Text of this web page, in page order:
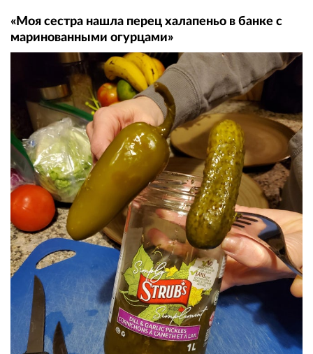
«Моя сестра нашла перец халапеньо в банке с
маринованными огурцами»